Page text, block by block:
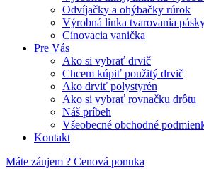
Odvíjačky a ohýbačky rúrok
Výrobná linka tvarovania
Cínovacia vanička
Pre Vás
Ako si vybrať drvič
Chcem kúpiť použitý drvič
Ako drviť polystyrén
Ako si vybrať rovnačku drôtu
Náš príbeh
Všeobecné obchodné
Kontakt
Máte záujem ? Cenová ponuka